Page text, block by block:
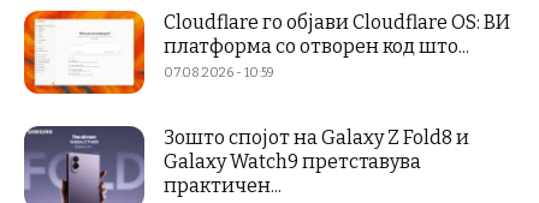
Cloudflare го објави Cloudflare OS: ВИ
платформа со отворен код што...
07.08.2026 - 10:59
Зошто спојот на Galaxy Z Fold8 и
Galaxy Watch9 претставува
практичен...